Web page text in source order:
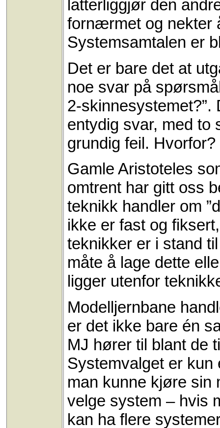
latterliggjør den
fornærmet og nekter
Systemsamtalen er
Det er bare det at
noe svar på
2-
entydig svar, med to
grundig feil. Hvorfor?
Gamle Aristoteles
omtrent har gitt oss
teknikk handler om
ikke er fast og
teknikker er i stand
måte å lage dette
ligger utenfor
Modelljernbane
er det ikke bare én
MJ hører til blant de
Systemvalget er kun
man kunne kjøre sin
velge system – hvis
kan ha flere